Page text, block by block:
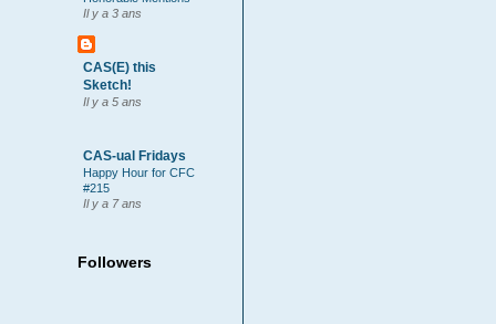
Il y a 3 ans
CAS(E) this
Sketch!
Il y a 5 ans
CAS-ual Fridays
Happy Hour for CFC
#215
Il y a 7 ans
Followers